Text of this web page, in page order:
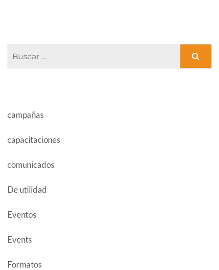
campañas
capacitaciones
comunicados
De utilidad
Eventos
Events
Formatos